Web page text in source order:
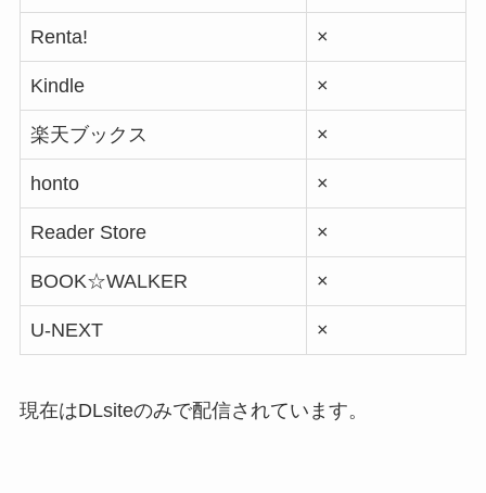
Renta! ×
Kindle ×
楽天ブックス ×
honto ×
Reader Store ×
BOOK☆WALKER ×
U-NEXT ×
現在はDLsiteのみで配信されています。